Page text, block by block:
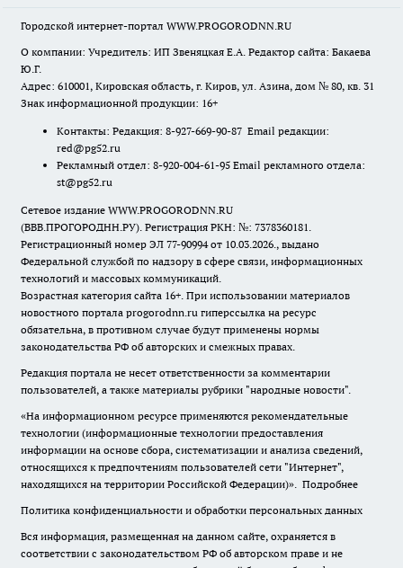
Городской интернет-портал WWW.PROGORODNN.RU
О компании: Учредитель: ИП Звеняцкая Е.А. Редактор сайта: Бакаева
Ю.Г.
Адрес: 610001, Кировская область, г. Киров, ул. Азина, дом № 80, кв. 31
Знак информационной продукции: 16+
Контакты: Редакция: 8-927-669-90-87 Email редакции:
red@pg52.ru
Рекламный отдел: 8-920-004-61-95 Email рекламного отдела:
st@pg52.ru
Сетевое издание WWW.PROGORODNN.RU
(ВВВ.ПРОГОРОДНН.РУ). Регистрация РКН: №: 7378360181.
Регистрационный номер ЭЛ 77-90994 от 10.03.2026., выдано
Федеральной службой по надзору в сфере связи, информационных
технологий и массовых коммуникаций.
Возрастная категория сайта 16+. При использовании материалов
новостного портала progorodnn.ru гиперссылка на ресурс
обязательна, в противном случае будут применены нормы
законодательства РФ об авторских и смежных правах.
Редакция портала не несет ответственности за комментарии
пользователей, а также материалы рубрики "народные новости".
«На информационном ресурсе применяются рекомендательные
технологии (информационные технологии предоставления
информации на основе сбора, систематизации и анализа сведений,
относящихся к предпочтениям пользователей сети "Интернет",
находящихся на территории Российской Федерации)». Подробнее
Политика конфиденциальности и обработки персональных данных
Вся информация, размещенная на данном сайте, охраняется в
соответствии с законодательством РФ об авторском праве и не